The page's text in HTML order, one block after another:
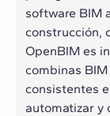
software BIM
construcción,
OpenBIM es
combinas
consistentes
automatizar y